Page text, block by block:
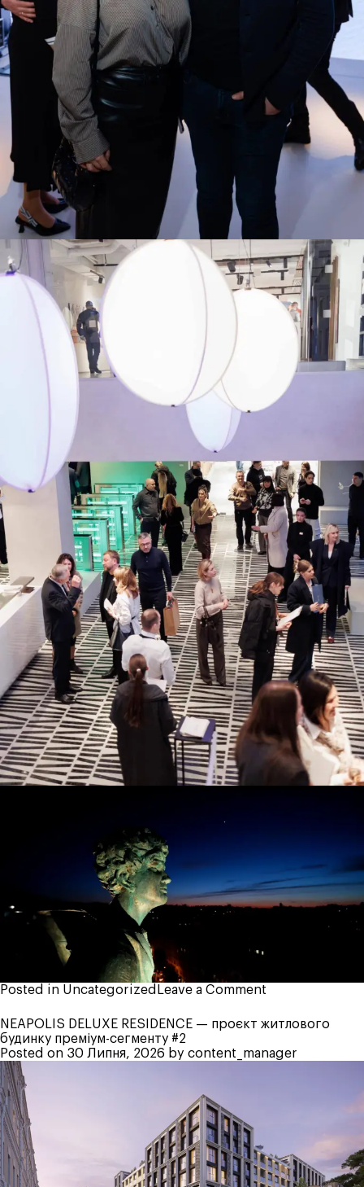
Posted in Uncategorized Leave a Comment
Art
–
КОЛИ
МИСТЕЦТВО
NEAPOLIS DELUXE RESIDENCE — проєкт житлового
будинку преміум-сегменту #2
Posted on 30 Липня, 2026 by content_manager